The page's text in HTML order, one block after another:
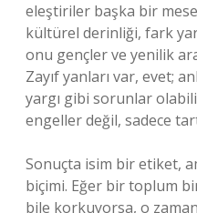
eleştiriler başka bir
kültürel derinliği, fark
onu gençler ve yenilik
Zayıf yanları var, evet;
yargı gibi sorunlar
engeller değil, sadece
Sonuçta isim bir etiket,
biçimi. Eğer bir toplum
bile korkuyorsa, o zaman